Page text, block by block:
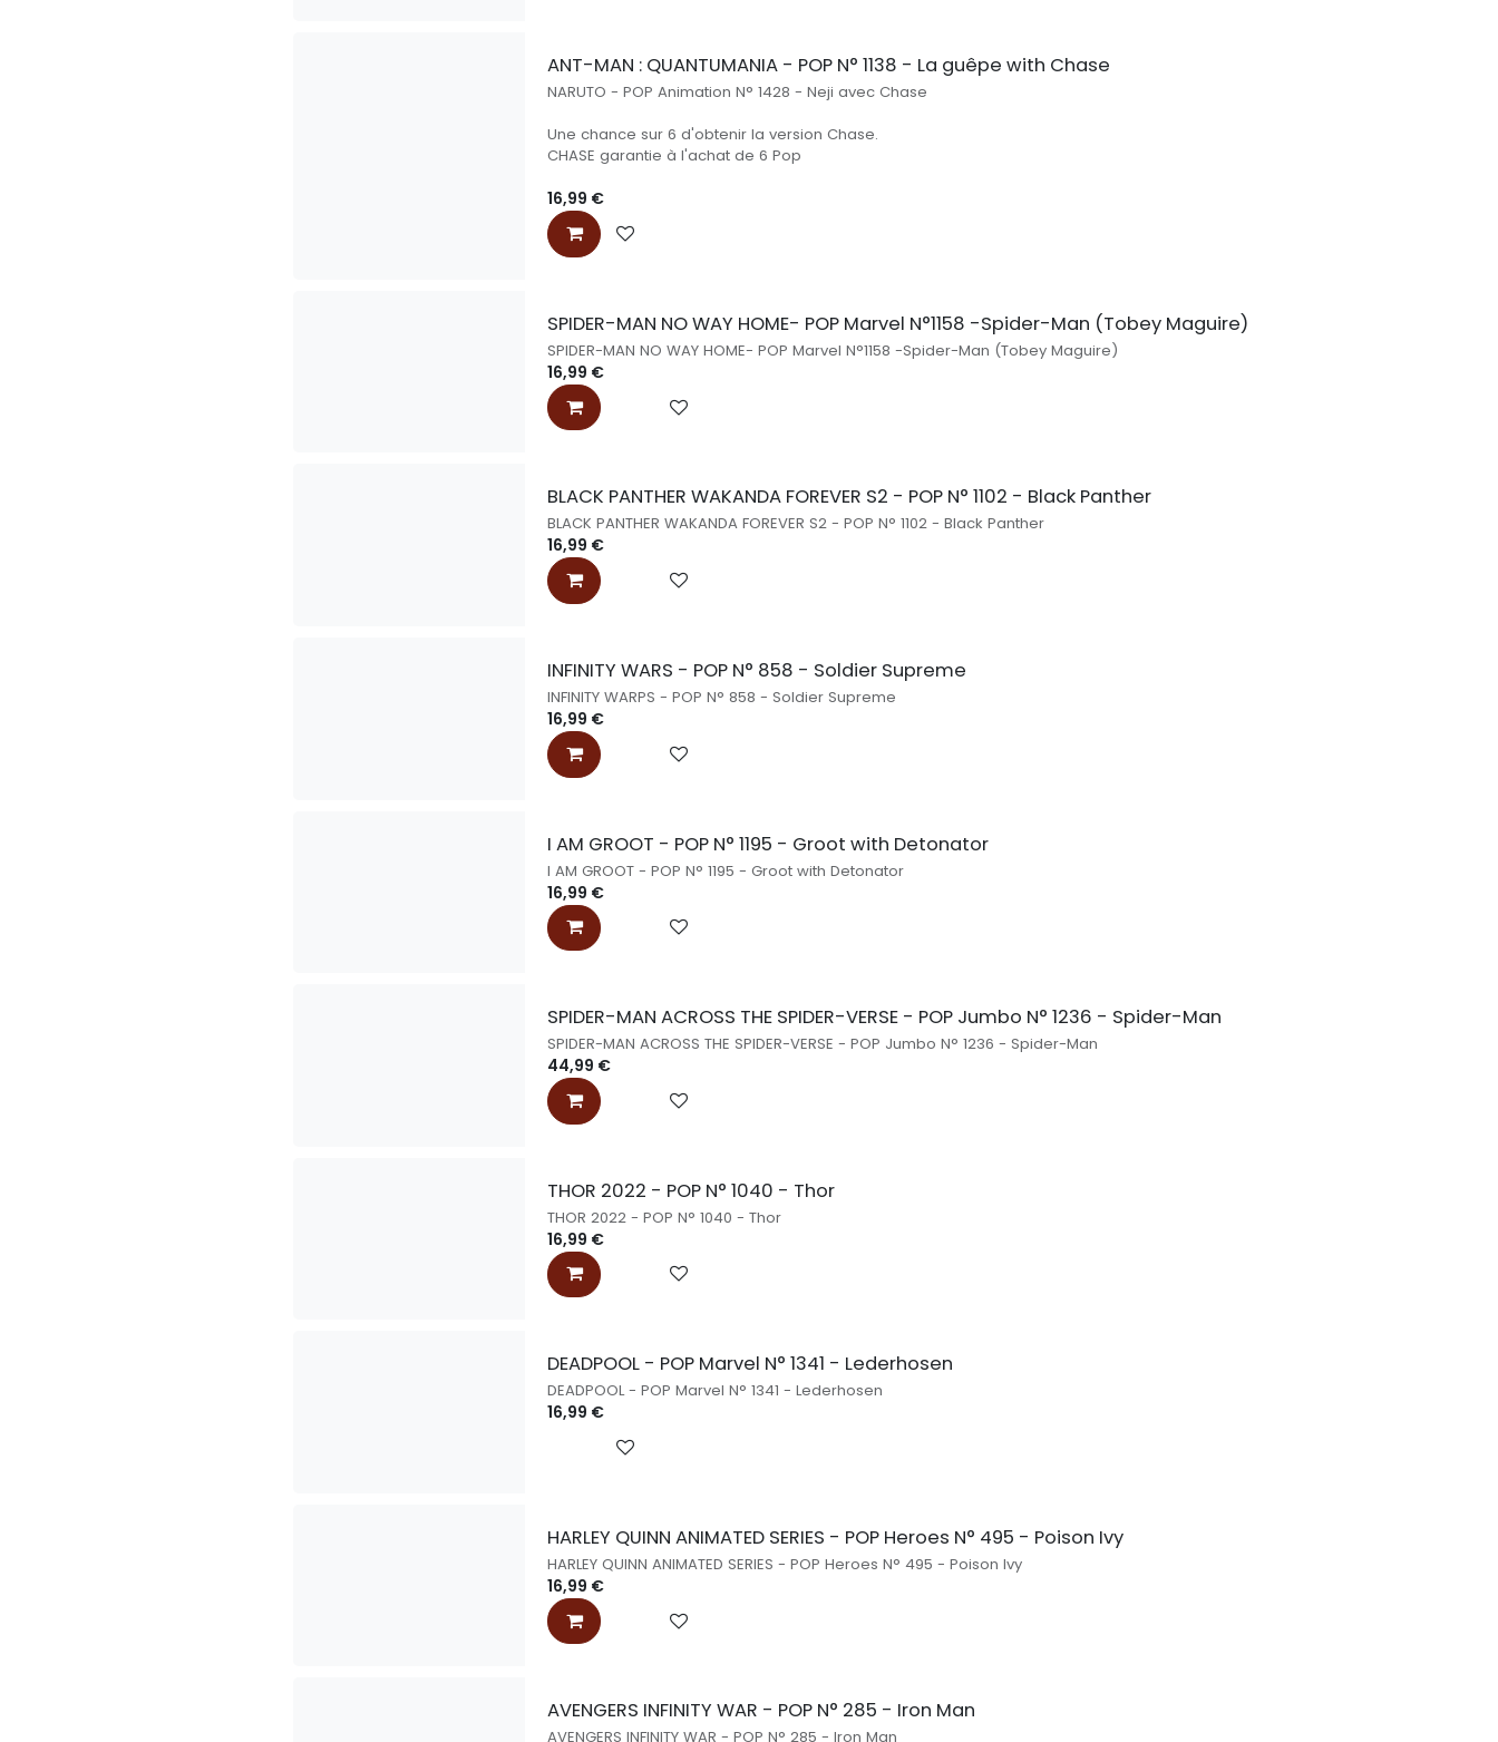
ANT-MAN : QUANTUMANIA - POP N° 1138 - La guêpe with Chase
NARUTO - POP Animation N° 1428 - Neji avec Chase
Une chance sur 6 d'obtenir la version Chase.
CHASE garantie à l'achat de 6 Pop
16,99 €
SPIDER-MAN NO WAY HOME- POP Marvel N°1158 -Spider-Man (Tobey Maguire)
SPIDER-MAN NO WAY HOME- POP Marvel N°1158 -Spider-Man (Tobey Maguire)
16,99 €
BLACK PANTHER WAKANDA FOREVER S2 - POP N° 1102 - Black Panther
BLACK PANTHER WAKANDA FOREVER S2 - POP N° 1102 - Black Panther
16,99 €
INFINITY WARS - POP N° 858 - Soldier Supreme
INFINITY WARPS - POP N° 858 - Soldier Supreme
16,99 €
I AM GROOT - POP N° 1195 - Groot with Detonator
I AM GROOT - POP N° 1195 - Groot with Detonator
16,99 €
SPIDER-MAN ACROSS THE SPIDER-VERSE - POP Jumbo N° 1236 - Spider-Man
SPIDER-MAN ACROSS THE SPIDER-VERSE - POP Jumbo N° 1236 - Spider-Man
44,99 €
THOR 2022 - POP N° 1040 - Thor
THOR 2022 - POP N° 1040 - Thor
16,99 €
DEADPOOL - POP Marvel N° 1341 - Lederhosen
DEADPOOL - POP Marvel N° 1341 - Lederhosen
16,99 €
HARLEY QUINN ANIMATED SERIES - POP Heroes N° 495 - Poison Ivy
HARLEY QUINN ANIMATED SERIES - POP Heroes N° 495 - Poison Ivy
16,99 €
AVENGERS INFINITY WAR - POP N° 285 - Iron Man
AVENGERS INFINITY WAR - POP N° 285 - Iron Man